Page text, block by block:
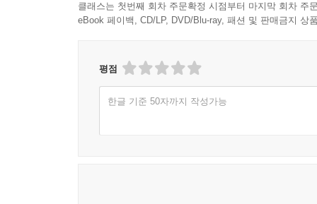
클래스는 첫번째 회차 주문확정 시점부터 마지막 회차 주
eBook 페이백, CD/LP, DVD/Blu-ray, 패션 및 판매금지 상
평점
한글 기준 50자까지 작성가능